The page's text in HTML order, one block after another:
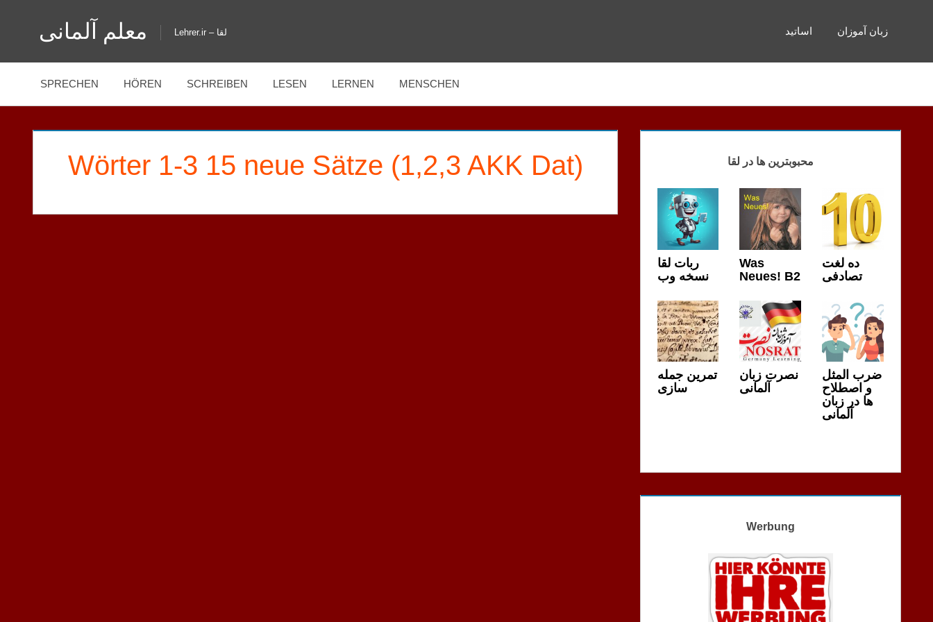
معلم آلمانی Lehrer.ir – لقا اساتید زبان آموزان
SPRECHEN HÖREN SCHREIBEN LESEN LERNEN MENSCHEN
Wörter 1-3 15 neue Sätze (1,2,3 AKK Dat) محبوبترین ها در لقا
ربات لقا
نسخه وب
Was
Neues! B2
ده لغت
تصادفی
تمرین جمله
سازی
نصرت زبان
آلمانی
ضرب المثل
و اصطلاح
ها در زبان
آلمانی
Werbung